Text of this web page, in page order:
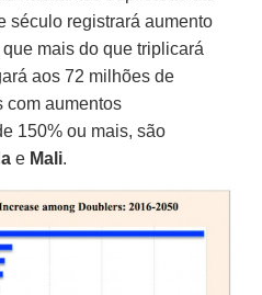
século registrará aumento
mais do que triplicará
aos 72 milhões de
com aumentos
150% ou mais, são
e Mali.